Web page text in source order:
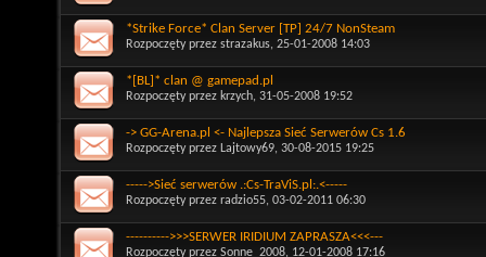
*Strike Force* Clan Server [TP] 24/7 NonSteam
Rozpoczęty przez strazakus, 25-01-2008 14:03
*[BL]* clan @ gamepad.pl
Rozpoczęty przez krzych, 31-05-2008 19:52
-> GG-Arena.pl <- Najlepsza Sieć Serwerów Cs 1.6
Rozpoczęty przez Lajtowy69, 30-08-2015 19:25
----->Sieć serwerów .:Cs-TraViS.pl:.<-----
Rozpoczęty przez radzio55, 03-02-2011 06:30
---------->>>SERWER IRIDIUM ZAPRASZA<<<---
Rozpoczęty przez Sonne_2008, 12-01-2008 17:16